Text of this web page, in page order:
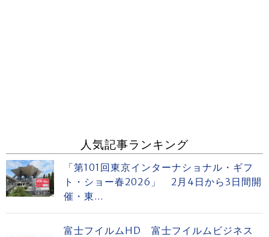
人気記事ランキング
「第101回東京インターナショナル・ギフ
ト・ショー春2026」 2月4日から3日間開
催・東...
富士フイルムHD 富士フイルムビジネス